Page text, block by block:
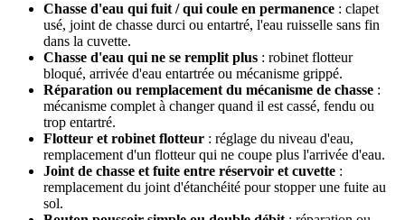
Chasse d'eau qui fuit / qui coule en permanence : clapet
usé, joint de chasse durci ou entartré, l'eau ruisselle sans fin
dans la cuvette.
Chasse d'eau qui ne se remplit plus : robinet flotteur
bloqué, arrivée d'eau entartrée ou mécanisme grippé.
Réparation ou remplacement du mécanisme de chasse :
mécanisme complet à changer quand il est cassé, fendu ou
trop entartré.
Flotteur et robinet flotteur : réglage du niveau d'eau,
remplacement d'un flotteur qui ne coupe plus l'arrivée d'eau.
Joint de chasse et fuite entre réservoir et cuvette :
remplacement du joint d'étanchéité pour stopper une fuite au
sol.